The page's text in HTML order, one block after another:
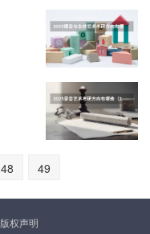
48 49
版权声明